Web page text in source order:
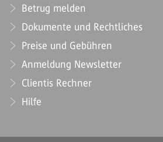
Betrug melden
Dokumente und Rechtliches
Preise und Gebühren
Anmeldung Newsletter
Clientis Rechner
Hilfe